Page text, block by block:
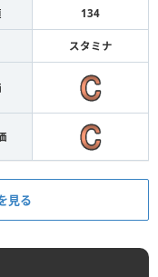
134
スタミナ
見る